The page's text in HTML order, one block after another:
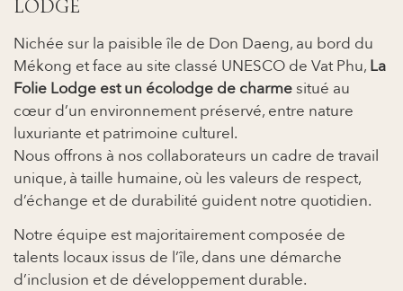
LODGE
Nichée sur la paisible île de Don Daeng, au bord du
Mékong et face au site classé UNESCO de Vat Phu, La
Folie Lodge est un écolodge de charme situé au
cœur d’un environnement préservé, entre nature
luxuriante et patrimoine culturel.
Nous offrons à nos collaborateurs un cadre de travail
unique, à taille humaine, où les valeurs de respect,
d’échange et de durabilité guident notre quotidien.
Notre équipe est majoritairement composée de
talents locaux issus de l’île, dans une démarche
d’inclusion et de développement durable.